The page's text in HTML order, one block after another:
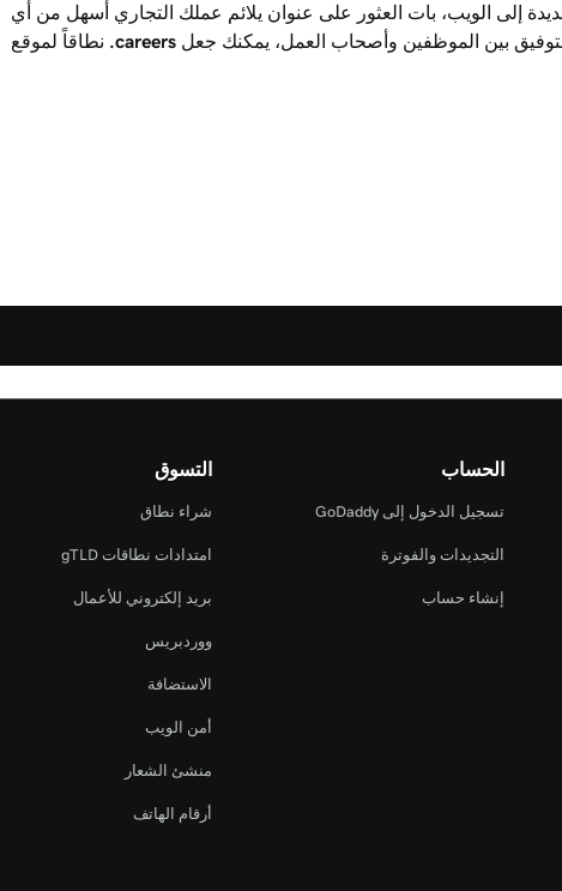
إلى الويب، بات العثور على عنوان يلائم عملك التجاري أسهل من أي
بين الموظفين وأصحاب العمل، يمكنك جعل .careers نطاقاً لموقع
الحساب
تسجيل الدخول إلى GoDaddy
التجديدات والفوترة
إنشاء حساب
التسوق
شراء نطاق
امتدادات نطاقات gTLD
بريد إلكتروني للأعمال
ووردبريس
الاستضافة
أمن الويب
منشئ الشعار
أرقام الهاتف